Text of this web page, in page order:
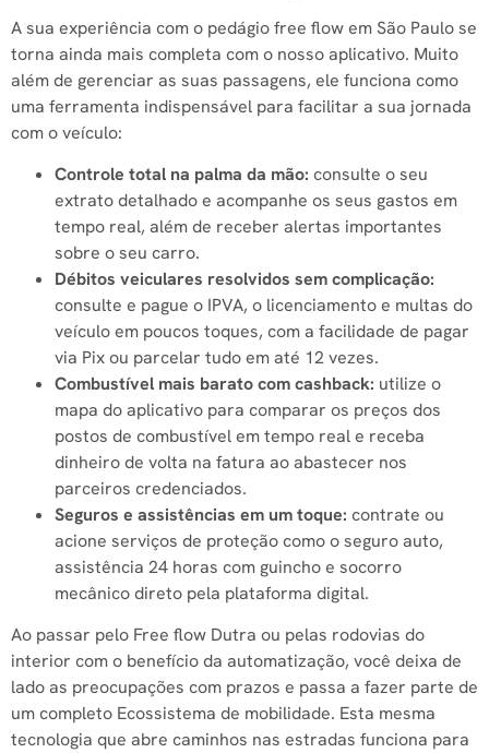
A sua experiência com o pedágio free flow em São Paulo se
torna ainda mais completa com o nosso aplicativo. Muito
além de gerenciar as suas passagens, ele funciona como
uma ferramenta indispensável para facilitar a sua jornada
com o veículo:
Controle total na palma da mão: consulte o seu
extrato detalhado e acompanhe os seus gastos em
tempo real, além de receber alertas importantes
sobre o seu carro.
Débitos veiculares resolvidos sem complicação:
consulte e pague o IPVA, o licenciamento e multas do
veículo em poucos toques, com a facilidade de pagar
via Pix ou parcelar tudo em até 12 vezes.
Combustível mais barato com cashback: utilize o
mapa do aplicativo para comparar os preços dos
postos de combustível em tempo real e receba
dinheiro de volta na fatura ao abastecer nos
parceiros credenciados.
Seguros e assistências em um toque: contrate ou
acione serviços de proteção como o seguro auto,
assistência 24 horas com guincho e socorro
mecânico direto pela plataforma digital.
Ao passar pelo Free flow Dutra ou pelas rodovias do
interior com o benefício da automatização, você deixa de
lado as preocupações com prazos e passa a fazer parte de
um completo Ecossistema de mobilidade. Esta mesma
tecnologia que abre caminhos nas estradas funciona para